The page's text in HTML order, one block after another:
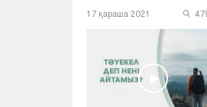
17 қараша 2021